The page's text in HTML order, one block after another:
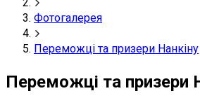
Фотогалерея
Переможці та призери Нанкіну
Переможці та призери